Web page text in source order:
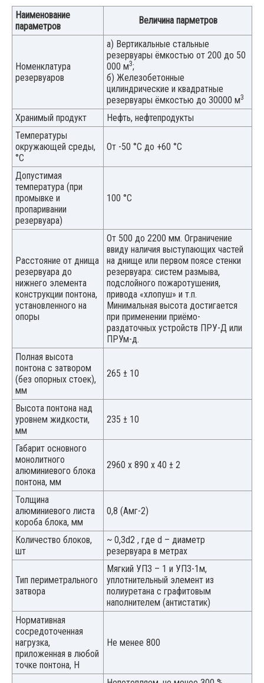
Наименование
параметров
Величина парметров
Номенклатура
резервуаров
а) Вертикальные стальные
резервуары ёмкостью от 200 до 50
000 м3;
б) Железобетонные
цилиндрические и квадратные
резервуары ёмкостью до 30000 м3
Хранимый продукт
Нефть, нефтепродукты
Температуры
окружающей среды,
°С
От -50 °С до +60 °С
Допустимая
температура (при
промывке и
пропаривании
резервуара)
100 °С
Расстояние от днища
резервуара до
нижнего элемента
конструкции понтона,
установленного на
опоры
От 500 до 2200 мм. Ограничение
ввиду наличия выступающих частей
на днище или первом поясе стенки
резервуара: систем размыва,
подслойного пожаротушения,
привода «хлопуш» и т.п.
Минимальная высота достигается
при применении приёмо-
раздаточных устройств ПРУ-Д или
ПРУм-д.
Полная высота
понтона с затвором
(без опорных стоек),
мм
265 ± 10
Высота понтона над
уровнем жидкости,
мм
235 ± 10
Габарит основного
монолитного
алюминиевого блока
понтона, мм
2960 x 890 x 40 ± 2
Толщина
алюминиевого листа
короба блока, мм
0,8 (Амг-2)
Количество блоков,
шт
~ 0,3d2 , где d – диаметр
резервуара в метрах
Тип периметрального
затвора
Мягкий УПЗ – 1 и УПЗ-1м,
уплотнительный элемент из
полиуретана с графитовым
наполнителем (антистатик)
Нормативная
сосредоточенная
нагрузка,
приложенная в любой
точке понтона, Н
Не менее 800